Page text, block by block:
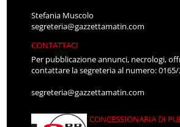
Stefania Muscolo
segreteria@gazzettamatin.com
CONTATTACI
Per pubblicazione annunci, necrologi,
contattare la segreteria al numero: 0165/
segreteria@gazzettamatin.com
CONCESSIONARIA DI